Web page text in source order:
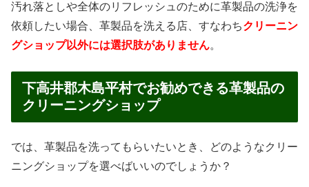
汚れ落としや全体のリフレッシュのために革製品の洗浄を
依頼したい場合、革製品を洗える店、すなわちクリーニン
グショップ以外には選択肢がありません。
下高井郡木島平村でお勧めできる革製品の
クリーニングショップ
では、革製品を洗ってもらいたいとき、どのようなクリー
ニングショップを選べばいいのでしょうか？